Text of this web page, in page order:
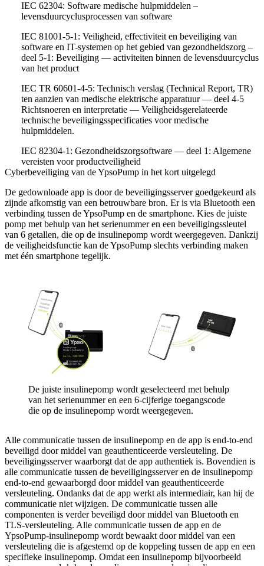
IEC 62304: Software medische hulpmiddelen –
levensduurcyclusprocessen van software
IEC 81001-5-1: Veiligheid, effectiviteit en beveiliging van
software en IT-systemen op het gebied van gezondheidszorg –
deel 5-1: Beveiliging — activiteiten binnen de levensduurcyclus
van het product
IEC TR 60601-4-5: Technisch verslag (Technical Report, TR)
ten aanzien van medische elektrische apparatuur — deel 4-5
Richtsnoeren en interpretatie — Veiligheidsgerelateerde
technische beveiligingsspecificaties voor medische
hulpmiddelen.
IEC 82304-1: Gezondheidszorgsoftware — deel 1: Algemene
vereisten voor productveiligheid
Cyberbeveiliging van de YpsoPump in het kort uitgelegd
De gedownloade app is door de beveiligingsserver goedgekeurd als
zijnde afkomstig van een betrouwbare bron. Er is via Bluetooth een
verbinding tussen de YpsoPump en de smartphone. Kies de juiste
pomp met behulp van het serienummer en een beveiligingssleutel
van 6 getallen, die op de insulinepomp wordt weergegeven. Dankzij
de veiligheidsfunctie kan de YpsoPump slechts verbinding maken
met één smartphone tegelijk.
De juiste insulinepomp wordt geselecteerd met behulp
van het serienummer en een 6-cijferige toegangscode
die op de insulinepomp wordt weergegeven.
Alle communicatie tussen de insulinepomp en de app is end-to-end
beveiligd door middel van geauthenticeerde versleuteling. De
beveiligingsserver waarborgt dat de app authentiek is. Bovendien is
alle communicatie tussen de beveiligingsserver en de insulinepomp
end-to-end gewaarborgd door middel van geauthenticeerde
versleuteling. Ondanks dat de app werkt als intermediair, kan hij de
communicatie niet wijzigen. De communicatie tussen alle
componenten is verder beveiligd door middel van Bluetooth en
TLS-versleuteling. Alle communicatie tussen de app en de
YpsoPump-insulinepomp wordt bewaakt door middel van een
versleuteling die is afgestemd op de koppeling tussen de app en een
specifieke insulinepomp. Omdat een insulinepomp bijvoorbeeld